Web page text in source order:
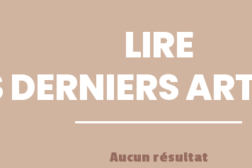
LIRE
DERNIERS
Aucun résultat